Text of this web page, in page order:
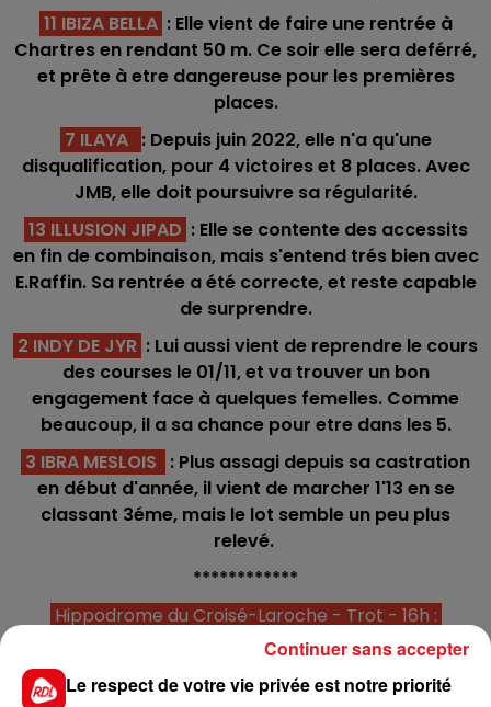
11 IBIZA BELLA : Elle vient de faire une rentrée à
Chartres en rendant 50 m. Ce soir elle sera deférré,
et prête à etre dangereuse pour les premières
places.
7 ILAYA : Depuis juin 2022, elle n'a qu'une
disqualification, pour 4 victoires et 8 places. Avec
JMB, elle doit poursuivre sa régularité.
13 ILLUSION JIPAD : Elle se contente des accessits
en fin de combinaison, mais s'entend trés bien avec
E.Raffin. Sa rentrée a été correcte, et reste capable
de surprendre.
2 INDY DE JYR : Lui aussi vient de reprendre le cours
des courses le 01/11, et va trouver un bon
engagement face à quelques femelles. Comme
beaucoup, il a sa chance pour etre dans les 5.
3 IBRA MESLOIS
: Plus assagi depuis sa castration
en début d'année, il vient de marcher 1'13 en se
classant 3éme, mais le lot semble un peu plus
relevé.
************
Hippodrome du Croisé-Laroche - Trot - 16h :
C1 : 3 - 5 - 11 - 6 - 1
C2 : 11 - 10 - 4 - 7 - 5
Le respect de votre vie privée est notre priorité
Continuer sans accepter